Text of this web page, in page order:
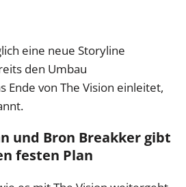
eine neue Storyline
den Umbau
Ende von The Vision einleitet,
und Bron Breakker gibt
festen Plan